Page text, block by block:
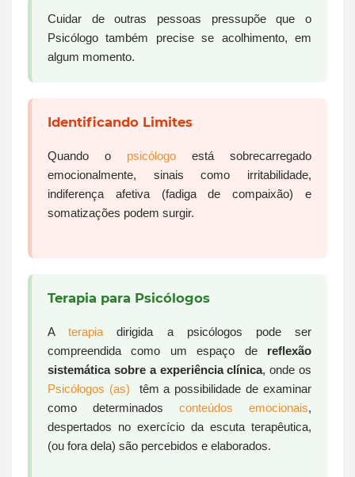
Cuidar de outras pessoas pressupõe que o
Psicólogo também precise se acolhimento, em
algum momento.
Identificando Limites
Quando o psicólogo está sobrecarregado
emocionalmente, sinais como irritabilidade,
indiferença afetiva (fadiga de compaixão) e
somatizações podem surgir.
Terapia para Psicólogos
Aterapia dirigida a psicólogos pode ser
compreendida como um espaço de reflexão
sistemática sobre a experiência clínica, onde os
Psicólogos (as) têm a possibilidade de examinar
como determinados conteúdos emocionais,
despertados no exercício da escuta terapêutica,
(ou fora dela) são percebidos e elaborados.